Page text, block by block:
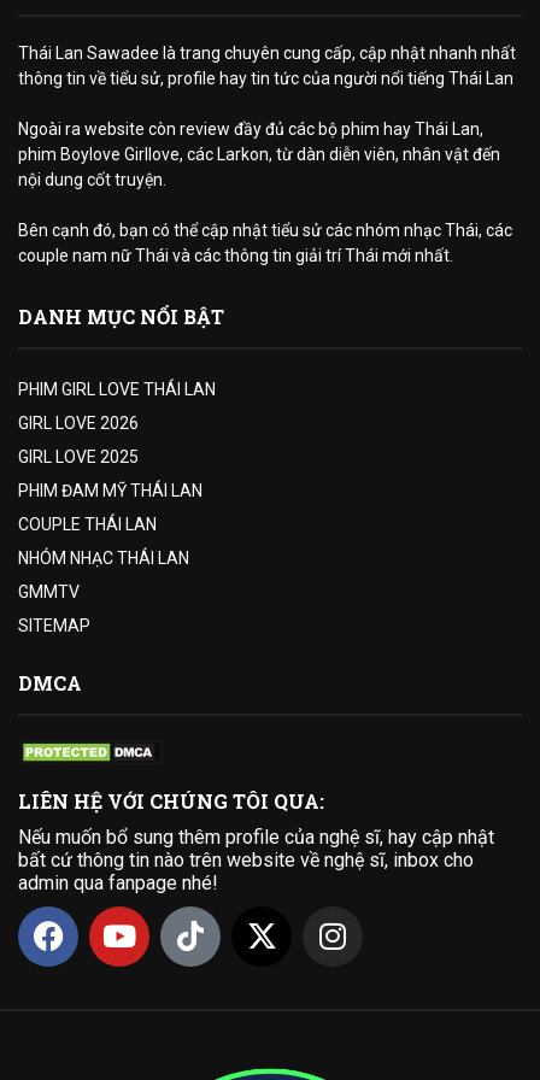
Thái Lan Sawadee là trang chuyên cung cấp, cập nhật nhanh nhất
thông tin về tiểu sử, profile hay tin tức của người nổi tiếng Thái Lan
Ngoài ra website còn review đầy đủ các bộ phim hay Thái Lan,
phim Boylove Girllove, các Larkon, từ dàn diễn viên, nhân vật đến
nội dung cốt truyện.
Bên cạnh đó, bạn có thể cập nhật tiểu sử các nhóm nhạc Thái, các
couple nam nữ Thái và các thông tin giải trí Thái mới nhất.
DANH MỤC NỔI BẬT
PHIM GIRL LOVE THÁI LAN
GIRL LOVE 2026
GIRL LOVE 2025
PHIM ĐAM MỸ THÁI LAN
COUPLE THÁI LAN
NHÓM NHẠC THÁI LAN
GMMTV
SITEMAP
DMCA
LIÊN HỆ VỚI CHÚNG TÔI QUA:
Nếu muốn bổ sung thêm profile của nghệ sĩ, hay cập nhật
bất cứ thông tin nào trên website về nghệ sĩ, inbox cho
admin qua fanpage nhé!